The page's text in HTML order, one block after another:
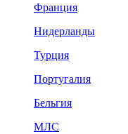
Франция
Нидерланды
Турция
Португалия
Бельгия
МЛС